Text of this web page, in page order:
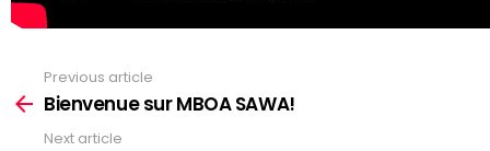
more
Previous article
Bienvenue sur MBOA SAWA!
Next article